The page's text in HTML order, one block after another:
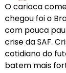
O carioca
chegou foi o
com pouca
crise da SAF.
cotidiano do
batem mais